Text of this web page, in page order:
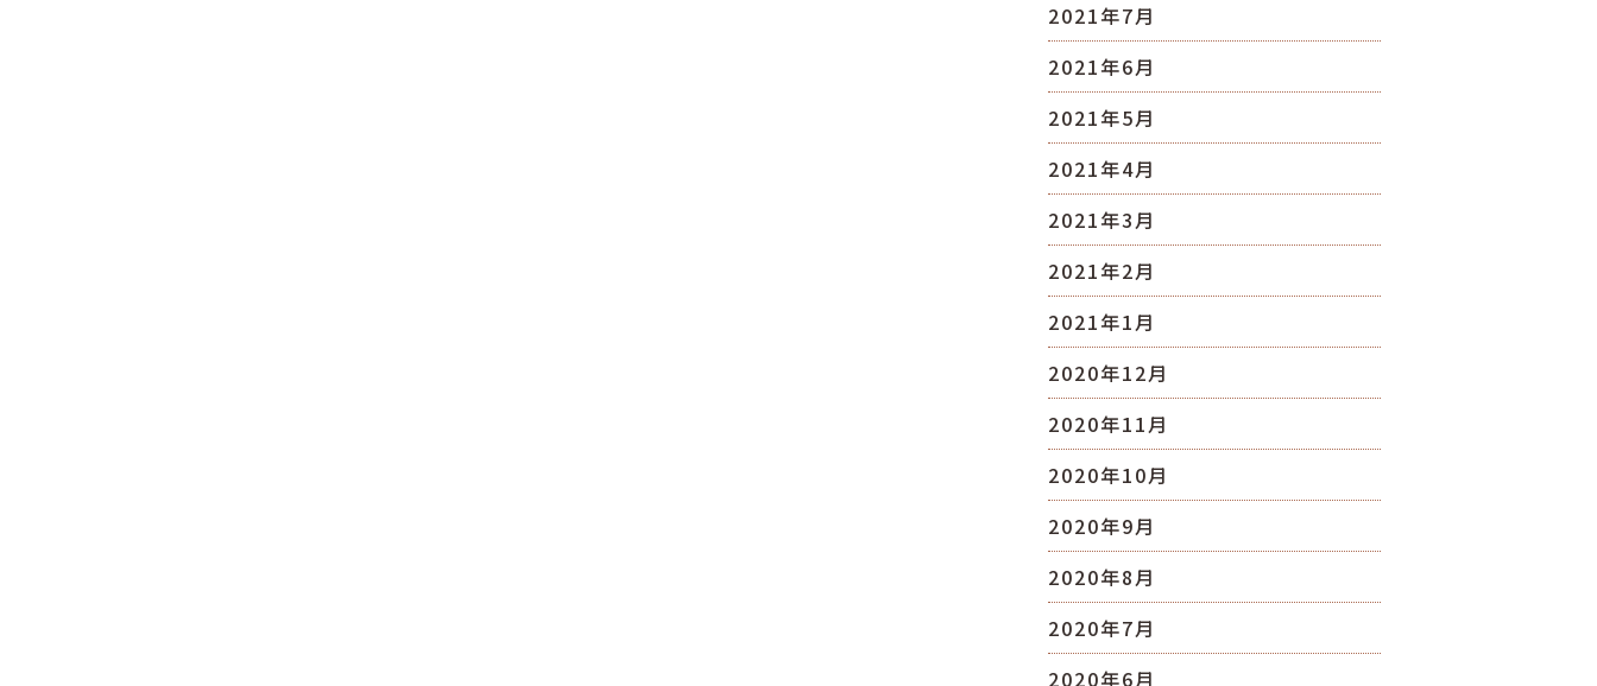
2021年7月
2021年6月
2021年5月
2021年4月
2021年3月
2021年2月
2021年1月
2020年12月
2020年11月
2020年10月
2020年9月
2020年8月
2020年7月
2020年6月